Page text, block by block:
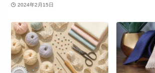
2024年2月15日